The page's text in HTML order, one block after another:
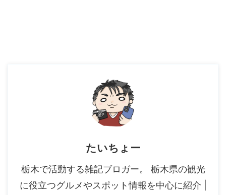
たいちょー
栃木で活動する雑記ブロガー。 栃木県の観光
に役立つグルメやスポット情報を中心に紹介 |